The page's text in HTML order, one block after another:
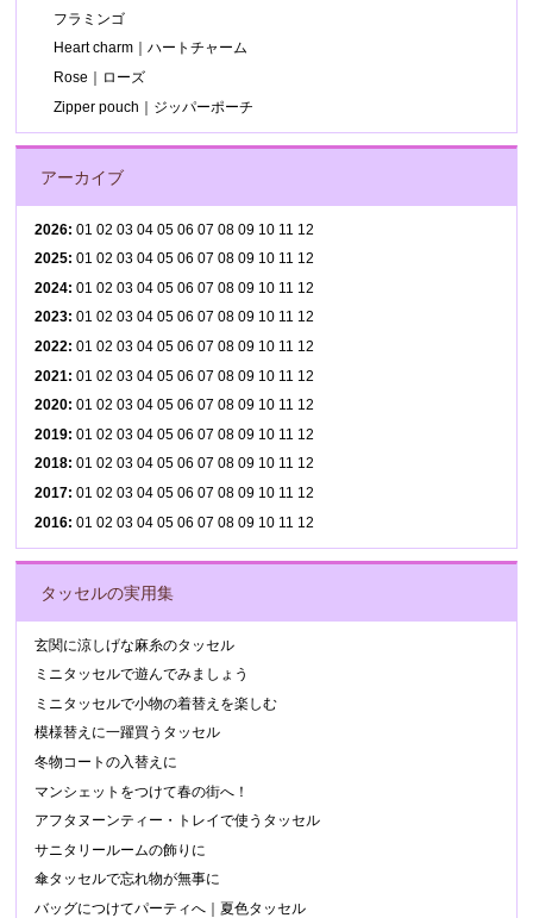
フラミンゴ
Heart charm｜ハートチャーム
Rose｜ローズ
Zipper pouch｜ジッパーポーチ
アーカイブ
2026:01 02 03 04 05 06 07 08 09 10 11 12
2025:01 02 03 04 05 06 07 08 09 10 11 12
2024:01 02 03 04 05 06 07 08 09 10 11 12
2023:01 02 03 04 05 06 07 08 09 10 11 12
2022:01 02 03 04 05 06 07 08 09 10 11 12
2021:01 02 03 04 05 06 07 08 09 10 11 12
2020:01 02 03 04 05 06 07 08 09 10 11 12
2019:01 02 03 04 05 06 07 08 09 10 11 12
2018:01 02 03 04 05 06 07 08 09 10 11 12
2017:01 02 03 04 05 06 07 08 09 10 11 12
2016:01 02 03 04 05 06 07 08 09 10 11 12
タッセルの実用集
玄関に涼しげな麻糸のタッセル
ミニタッセルで遊んでみましょう
ミニタッセルで小物の着替えを楽しむ
模様替えに一躍買うタッセル
冬物コートの入替えに
マンシェットをつけて春の街へ！
アフタヌーンティー・トレイで使うタッセル
サニタリールームの飾りに
傘タッセルで忘れ物が無事に
バッグにつけてパーティへ｜夏色タッセル